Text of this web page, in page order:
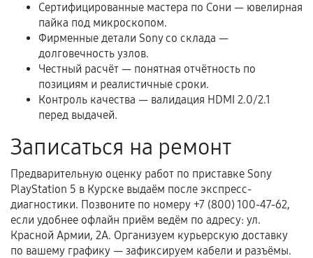
Самостоятельный ремонт или вмешательство
третьих лиц.
Естественный износ деталей, если иное не
предусмотрено отдельно.
Обращение после окончания гарантийного
срока.
Программные сбои, если это не указано в
Если комплектующие куплены
самостоятельно
Сертифицированные мастера по Сони — ювелирная
пайка под микроскопом.
Фирменные детали Sony со склада —
долговечность узлов.
Честный расчёт — понятная отчётность по
позициям и реалистичные сроки.
Контроль качества — валидация HDMI 2.0/2.1
перед выдачей.
Записаться на ремонт
Предварительную оценку работ по приставке Sony
PlayStation 5 в Курске выдаём после экспресс-
диагностики. Позвоните по номеру +7 (800) 100-47-62,
если удобнее офлайн приём ведём по адресу: ул.
Красной Армии, 2А. Организуем курьерскую доставку
по вашему графику — зафиксируем кабели и разъёмы.